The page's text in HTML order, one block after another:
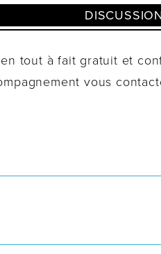
tout à fait gratuit et
vous